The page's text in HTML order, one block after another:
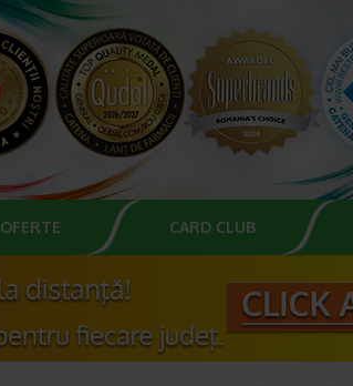
OFERTE CARD CLUB